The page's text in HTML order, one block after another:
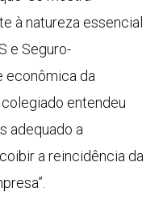
à natureza essencial
e Seguro-
econômica da
entendeu
adequado a
a reincidência da